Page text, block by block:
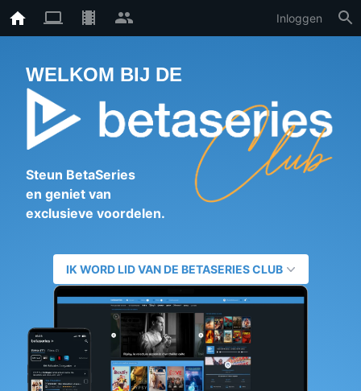
Inloggen
WELKOM BIJ DE
Steun BetaSeries
en geniet van
exclusieve voordelen.
IK WORD LID VAN DE BETASERIES CLUB